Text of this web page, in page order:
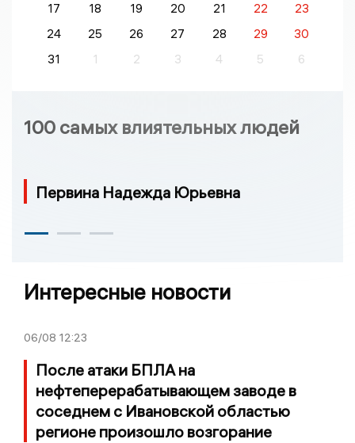
17
18 19 20 21 22
23
24
25 26 27 28 29
30
31
1 2 3 4 5 6
100 самых влиятельных людей
Первина Надежда Юрьевна
Интересные новости
06/08 12:23
После атаки БПЛА на
нефтеперерабатывающем заводе в
соседнем с Ивановской областью
регионе произошло возгорание